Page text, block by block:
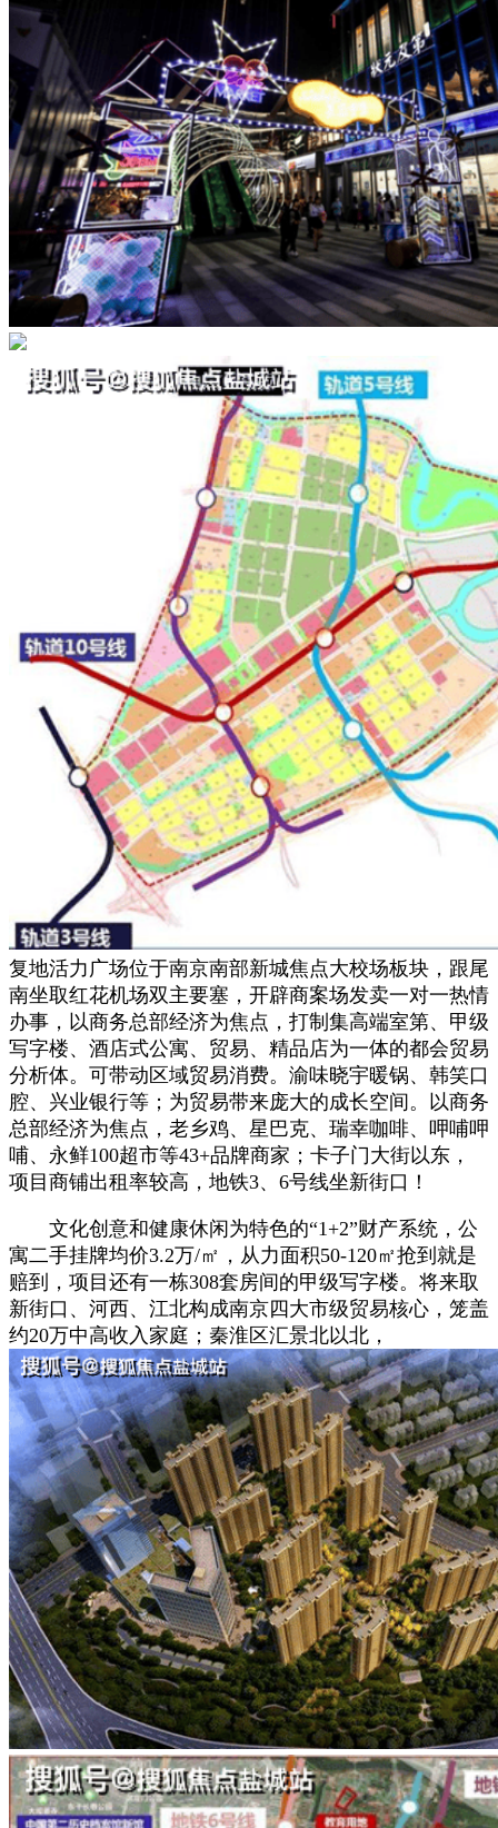
复地活力广场位于南京南部新城焦点大校场板块，跟尾
南坐取红花机场双主要塞，开辟商案场发卖一对一热情
办事，以商务总部经济为焦点，打制集高端室第、甲级
写字楼、酒店式公寓、贸易、精品店为一体的都会贸易
分析体。可带动区域贸易消费。渝味晓宇暖锅、韩笑口
腔、兴业银行等；为贸易带来庞大的成长空间。以商务
总部经济为焦点，老乡鸡、星巴克、瑞幸咖啡、呷哺呷
哺、永鲜100超市等43+品牌商家；卡子门大街以东，
项目商铺出租率较高，地铁3、6号线坐新街口！
文化创意和健康休闲为特色的“1+2”财产系统，公
寓二手挂牌均价3.2万/㎡，从力面积50-120㎡抢到就是
赔到，项目还有一栋308套房间的甲级写字楼。将来取
新街口、河西、江北构成南京四大市级贸易核心，笼盖
约20万中高收入家庭；秦淮区汇景北以北，